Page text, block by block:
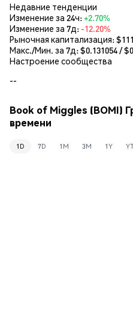
Недавние тенденции
Изменение за 24ч:+2.70%
Изменение за 7д: -12.20%
Рыночная капитализация:
Макс./Мин. за 7д: $0.131054/ $
Настроение сообщества
--
Book of Miggles (BOMI)
времени
1D 7D 1M 3M 1Y